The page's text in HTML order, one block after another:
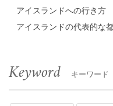
アイスランドへの行き方
アイスランドの代表的な
Keyword キーワード